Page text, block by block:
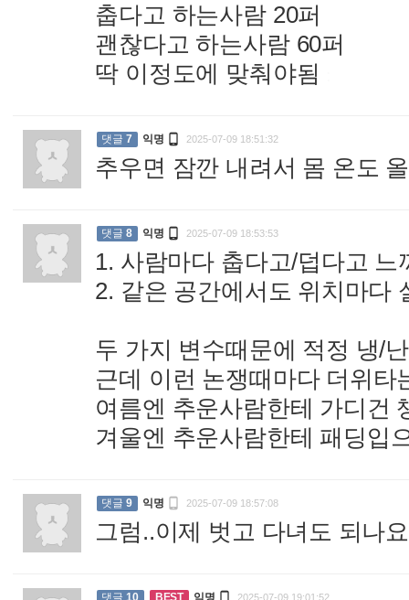
춥다고 하는사람 20퍼
괜찮다고 하는사람 60퍼
딱 이정도에 맞춰야됨
댓글 7 익명  2025-07-09 18:51:32
추우면 잠깐 내려서 몸 온도
댓글 8 익명  2025-07-09 18:53:53
1. 사람마다 춥다고/덥다고 느
2. 같은 공간에서도 위치마다
두 가지 변수때문에 적정 냉/
근데 이런 논쟁때마다 더위타
여름엔 추운사람한테 가디건
겨울엔 추운사람한테 패딩입
댓글 9 익명  2025-07-09 18:57:08
그럼..이제 벗고 다녀도 되나
댓글 10 BEST 익명 2025-07-09 19:01:52